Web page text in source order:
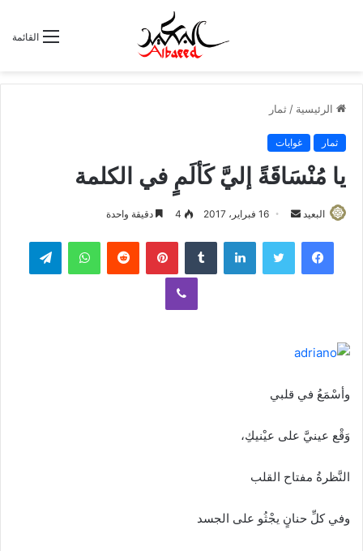
القائمة
الرئيسية / ثمار
ثمار غوايات
يا مُنْسَاقَةً إليَّ كَألَمٍ في الكلمة
البعيد
س
ل
إ
ك
و
ي
16 فبراير، 2017 4 دقيقة واحدة
لينكدإن بينتيريست واتساب
ڤايبر
وأسْمَعُ في قلبي
وَقْع عينيَّ على عيْنيكِ،
النَّظرةُ مفتاح القلب
وفي كلِّ حنانٍ يجْثُو على الجسد